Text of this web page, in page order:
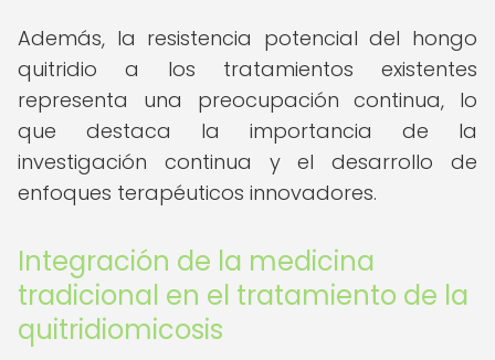
Además, la resistencia potencial del hongo
quitridio a los tratamientos existentes
representa una preocupación continua, lo
que destaca la importancia de la
investigación continua y el desarrollo de
enfoques terapéuticos innovadores.
Integración de la medicina
tradicional en el tratamiento de la
quitridiomicosis